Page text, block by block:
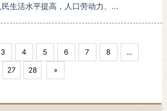
生活水平提高，人口劳动力、...
3 4 5 6 7 8
...
27
28 »